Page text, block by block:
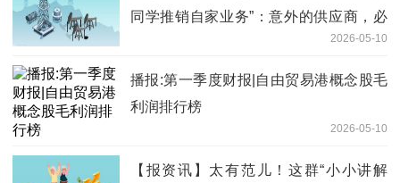
同学推销自家业务”：意外的供应商，必
2026-05-10
播报:第一季度财报|自由贸易港概念股毛
利润排行榜
2026-05-10
【报资讯】太有范儿！这群“小小讲解